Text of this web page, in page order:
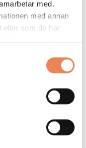
med.
med annan
eller som de har